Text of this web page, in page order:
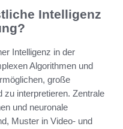
Intelligenz
Intelligenz in der
Algorithmen und
große
zu interpretieren. Zentrale
und neuronale
Muster in Video- und